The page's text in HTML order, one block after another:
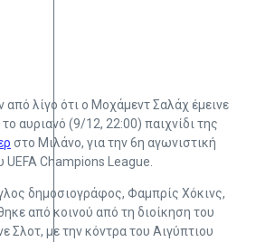
από λίγο ότι ο Μοχάμεντ Σαλάχ έμεινε
αυριανό (9/12, 22:00) παιχνίδι της
στο Μιλάνο, για την 6η αγωνιστική
UEFA Champions League.
δημοσιογράφος, Φαμπρίς Χόκινς,
από κοινού από τη διοίκηση του
Σλοτ, με την κόντρα του Αιγύπτιου